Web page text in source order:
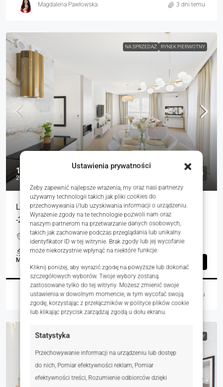
Ustawienia prywatności
Żeby zapewnić najlepsze wrażenia, my oraz nasi partnerzy
używamy technologii takich jak pliki cookies do
przechowywania i/lub uzyskiwania informacji o urządzeniu.
Wyrażenie zgody na te technologie pozwoli nam oraz
naszym partnerom na przetwarzanie danych osobowych,
takich jak zachowanie podczas przeglądania lub unikalny
identyfikator ID w tej witrynie. Brak zgody lub jej wycofanie
może niekorzystnie wpłynąć na niektóre funkcje.
Kliknij poniżej, aby wyrazić zgodę na powyższe lub dokonać
szczegółowych wyborów. Twoje wybory zostaną
zastosowane tylko do tej witryny. Możesz zmienić swoje
ustawienia w dowolnym momencie, w tym wycofać swoją
zgodę, korzystając z przełączników w polityce plików cookie
lub klikając przycisk zarządzaj zgodą u dołu ekranu.
Statystyka
Przechowywanie informacji na urządzeniu lub dostęp
do nich, Pomiar efektywności reklam, Pomiar
efektywności treści, Rozumienie odbiorców dzięki
Magdalena Pawłowska 3 dni temu
NA SPRZEDAŻ RYNEK PIERWOTNY
1 699 900 zł
20 858 zł
Luksusowy apartament XXL 81m², 200m morze,
-23%VAT
Wschodnia, Sianożęty, Polska
1 81.50 m²
MIESZKANIA, NIERUCHOMOŚCI MIESZKANIOWE Szczegóły
Magdalena Pawłowska 3 dni temu
RYNEK PIERWOTNY